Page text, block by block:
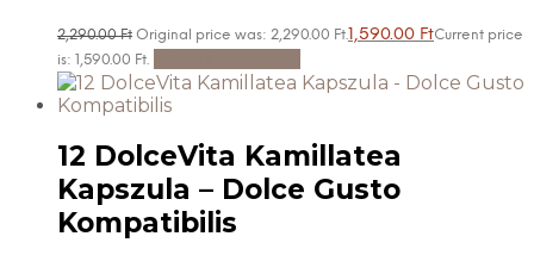
2,290.00Ft Original price was: 2,290.00 Ft.1,590.00 FtCurrent price
is: 1,590.00 Ft.
12 DolceVita Kamillatea
Kapszula – Dolce Gusto
Kompatibilis